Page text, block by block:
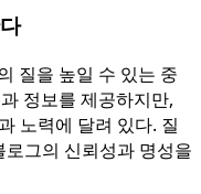
질을 높일 수 있는 중
정보를 제공하지만,
노력에 달려 있다. 질
그의 신뢰성과 명성을